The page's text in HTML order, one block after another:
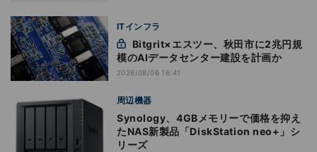
ITインフラ
模のAIデータセンター建設を計画か
2026/08/06 16:41
周辺機器
Synology、4GBメモリーで価格を抑え
たNAS新製品「DiskStation neo+」シ
リーズ